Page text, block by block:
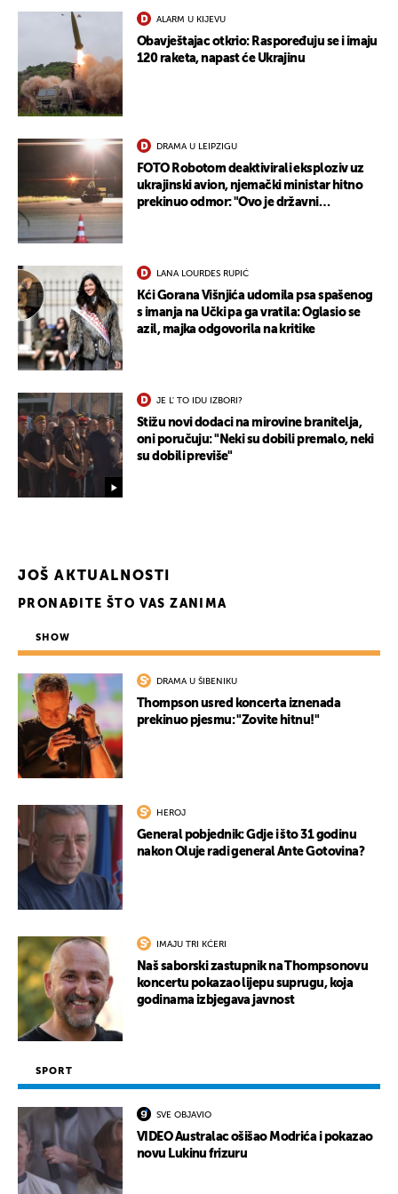
ALARM U KIJEVU
Obavještajac otkrio: Raspoređuju se i imaju
120 raketa, napast će Ukrajinu
DRAMA U LEIPZIGU
FOTO Robotom deaktivirali eksploziv uz
ukrajinski avion, njemački ministar hitno
prekinuo odmor: "Ovo je državni
LANA LOURDES RUPIĆ
Kći Gorana Višnjića udomila psa spašenog
s imanja na Učki pa ga vratila: Oglasio se
azil, majka odgovorila na kritike
JE L' TO IDU IZBORI?
Stižu novi dodaci na mirovine branitelja,
oni poručuju: "Neki su dobili premalo, neki
su dobili previše"
JOŠ AKTUALNOSTI
PRONAĐITE ŠTO VAS ZANIMA
SHOW
DRAMA U ŠIBENIKU
Thompson usred koncerta iznenada
prekinuo pjesmu: "Zovite hitnu!"
HEROJ
General pobjednik: Gdje i što 31 godinu
nakon Oluje radi general Ante Gotovina?
IMAJU TRI KĆERI
Naš saborski zastupnik na Thompsonovu
koncertu pokazao lijepu suprugu, koja
godinama izbjegava javnost
SPORT
SVE OBJAVIO
VIDEO Australac ošišao Modrića i pokazao
novu Lukinu frizuru
UKLJUČITE NOTIFIKACIJE